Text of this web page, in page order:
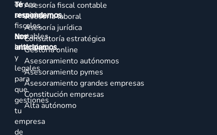
ofrece
servicios
fiscales,
contables,
laborales
y
legales
para
que
gestiones
tu
empresa
de
Te
respondemos.
Nos
anticipamos.
Asesoría fiscal contable
Asesoría laboral
Asesoría jurídica
Consultoría estratégica
Gestoría online
Asesoramiento autónomos
Asesoramiento pymes
Asesoramiento grandes empresas
Constitución empresas
Alta autónomo